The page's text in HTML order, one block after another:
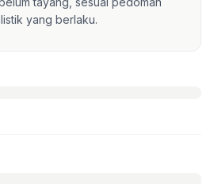
yang berlaku.